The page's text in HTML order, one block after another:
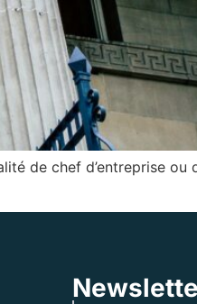
de chef d’entreprise ou